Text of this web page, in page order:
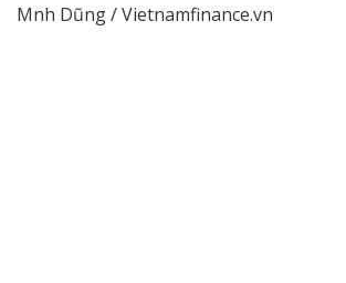
Mnh Dũng / Vietnamfinance.vn